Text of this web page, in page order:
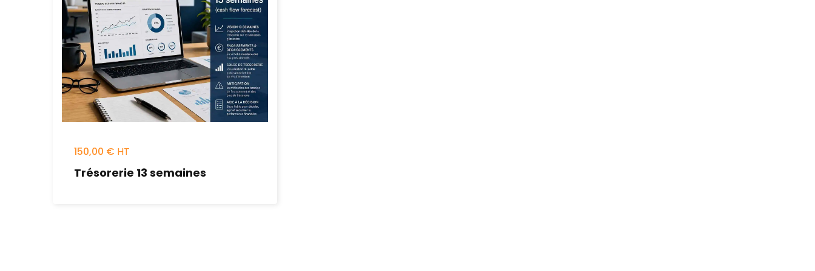
150,00 €
Trésorerie 13 semaines